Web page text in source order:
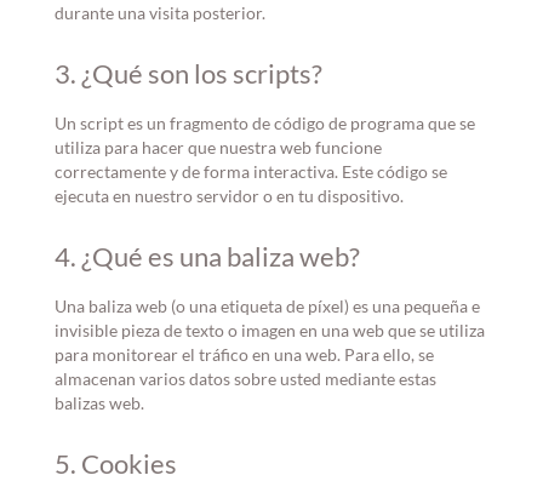
durante una visita posterior.
3. ¿Qué son los scripts?
Un script es un fragmento de código de programa que se
utiliza para hacer que nuestra web funcione
correctamente y de forma interactiva. Este código se
ejecuta en nuestro servidor o en tu dispositivo.
4. ¿Qué es una baliza web?
Una baliza web (o una etiqueta de píxel) es una pequeña e
invisible pieza de texto o imagen en una web que se utiliza
para monitorear el tráfico en una web. Para ello, se
almacenan varios datos sobre usted mediante estas
balizas web.
5. Cookies